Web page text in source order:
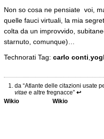
Non so cosa ne pensiate voi,
quelle fauci virtuali, la mia
colta da un improvvido,
starnuto, comunque)…
Technorati Tag: carlo conti
da “Atlante delle citazioni usate
vitae e altre fregnacce”↩
Wikio
Wikio